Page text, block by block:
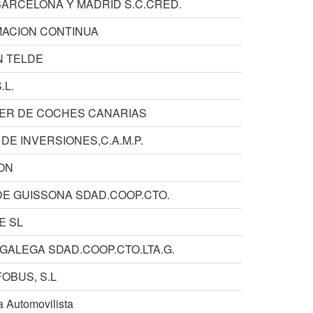
Y MADRID S.C.CRED.
CONTINUA
TELDE
DE COCHES CANARIAS
INVERSIONES,C.A.M.P.
GUISSONA SDAD.COOP.CTO.
SL
SDAD.COOP.CTO.LTA.G.
S.L
Automovilista